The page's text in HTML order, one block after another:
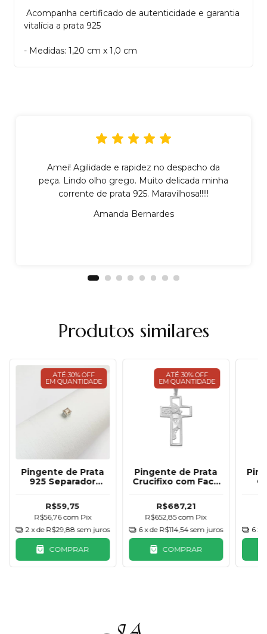
Acompanha certificado de autenticidade e garantia
vitalícia a prata 925
- Medidas: 1,20 cm x 1,0 cm
Amei! Agilidade e rapidez no despacho da
peça. Lindo olho grego. Muito delicada minha
corrente de prata 925. Maravilhosa!!!!!
Amanda Bernardes
Produtos similares
ATÉ 30% OFF
EM QUANTIDADE
Pingente de Prata
925 Separador
Champagne
R$59,75
R$56,76com Pix
2 x de R$29,88 sem juros
COMPRAR
ATÉ 30% OFF
EM QUANTIDADE
Pingente de Prata
Crucifixo com Face
R$687,21
R$652,85com Pix
6 x de R$114,54 sem juros
COMPRAR
6 x